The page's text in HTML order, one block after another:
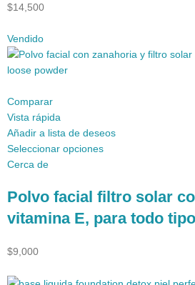
$14,500
Vendido
Comparar
Vista rápida
Añadir a lista de deseos
Seleccionar opciones
Cerca de
Polvo facial filtro solar
vitamina E, para todo
$9,000